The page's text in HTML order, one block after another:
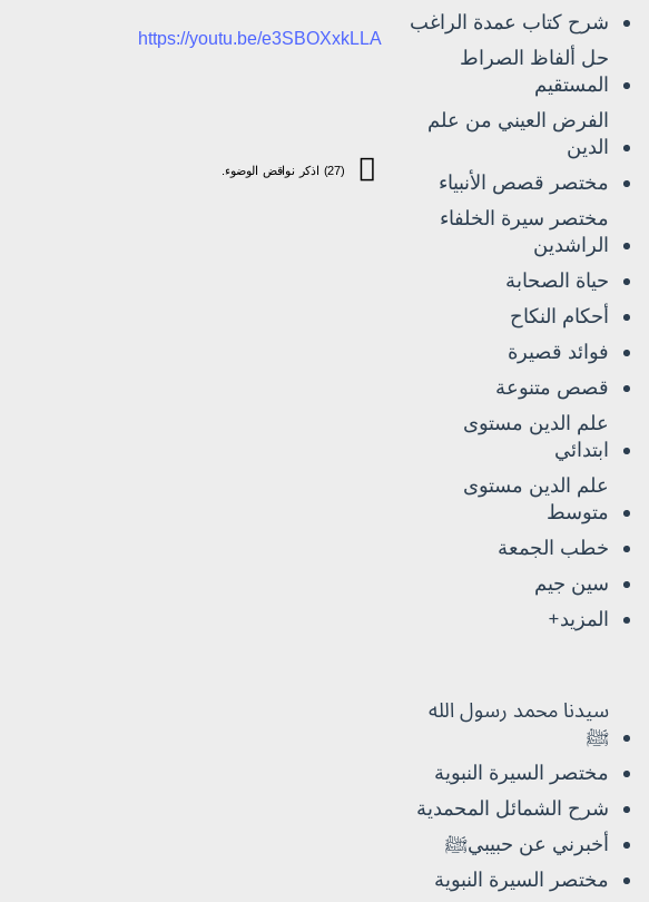
شرح كتاب عمدة الراغب
حل ألفاظ الصراط
المستقيم
الفرض العيني من علم
الدين
مختصر قصص الأنبياء
مختصر سيرة الخلفاء
الراشدين
حياة الصحابة
أحكام النكاح
فوائد قصيرة
قصص متنوعة
علم الدين مستوى
ابتدائي
علم الدين مستوى
متوسط
خطب الجمعة
سين جيم
المزيد+
سيدنا محمد رسول الله
ﷺ
مختصر السيرة النبوية
شرح الشمائل المحمدية
أخبرني عن حبيبيﷺ
مختصر السيرة النبوية
https://youtu.be/e3SBOXxkLLA
(27) اذكر نواقض الوضوء.